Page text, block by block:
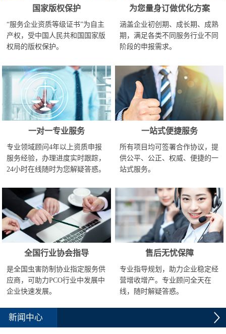
国家版权保护
“服务企业资质等级证书”为自主
产权，受中国人民共和国国家版
权局的版权保护。
为您量身订做优化方案
涵盖企业初创期、成长期、成熟
期，满足各类不同服务行业不同
阶段的申报需求。
一对一专业服务
专业领域顾问4年以上资质申报
服务经验，办理进度实时跟踪，
24小时在线随时为您解疑答惑。
一站式便捷服务
所有项目均可签署合作协议，提
供公平、公正、权威、便捷的一
站式服务。
全国行业协会指导
是全国虫害防制协业指定服务供
应商，可助力PCO行业中发展中
企业快速发展。
售后无忧保障
专业指导规划，助力企业稳定经
营增收增产。专业顾问全天在
线，随时解疑答惑。
新闻中心